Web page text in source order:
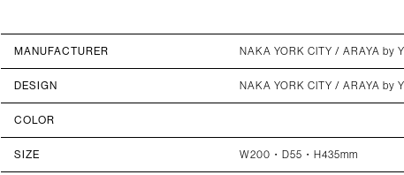
MANUFACTURER NAKA YORK CITY / ARAYA by
DESIGN NAKA YORK CITY / ARAYA by
COLOR
SIZE W200・D55・H435mm